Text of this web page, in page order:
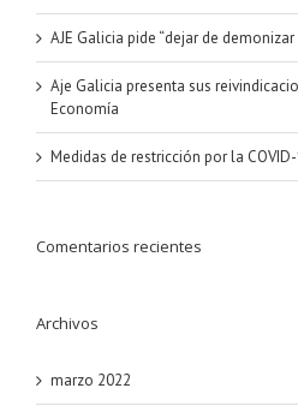
AJE Galicia pide “dejar de
Aje Galicia presenta sus
Economía
Medidas de restricción por la
Comentarios recientes
Archivos
marzo 2022